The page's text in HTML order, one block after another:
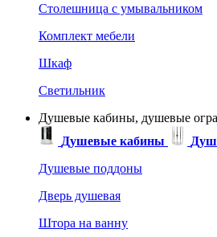
Столешница с умывальником
Комплект мебели
Шкаф
Светильник
Душевые кабины, душевые
Душевые кабины
Душевые поддоны
Дверь душевая
Штора на ванну